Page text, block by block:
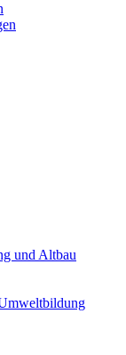
und Altbau